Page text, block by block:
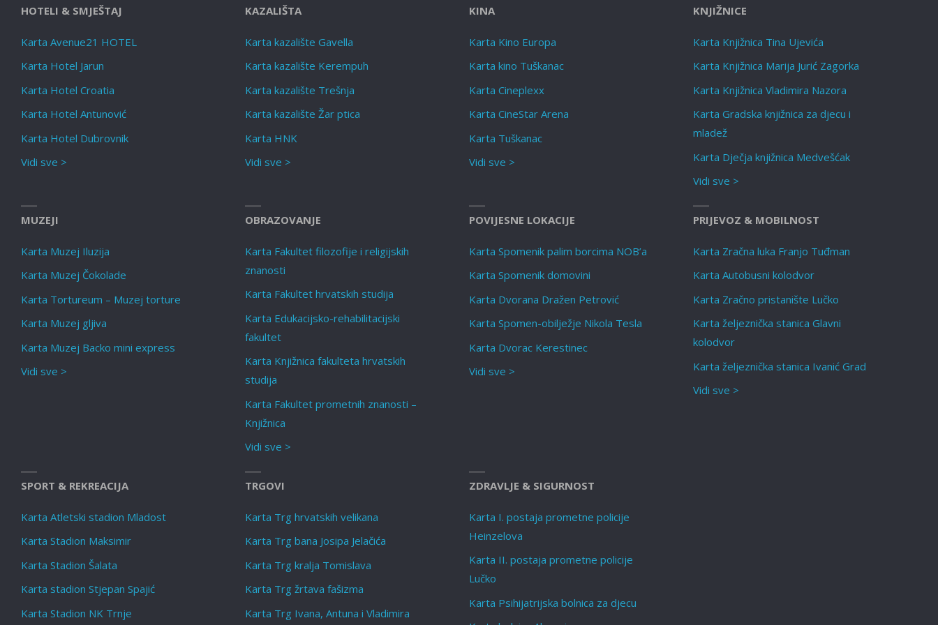
HOTELI & SMJEŠTAJ
Karta Avenue21 HOTEL
Karta Hotel Jarun
Karta Hotel Croatia
Karta Hotel Antunović
Karta Hotel Dubrovnik
Vidi sve >
KAZALIŠTA
Karta kazalište Gavella
Karta kazalište Kerempuh
Karta kazalište Trešnja
Karta kazalište Žar ptica
Karta HNK
Vidi sve >
KINA
Karta Kino Europa
Karta kino Tuškanac
Karta Cineplexx
Karta CineStar Arena
Karta Tuškanac
Vidi sve >
KNJIŽNICE
Karta Knjižnica Tina Ujevića
Karta Knjižnica Marija Jurić Zagorka
Karta Knjižnica Vladimira Nazora
Karta Gradska knjižnica za djecu i
mladež
Karta Dječja knjižnica Medvešćak
Vidi sve >
MUZEJI
Karta Muzej Iluzija
Karta Muzej Čokolade
Karta Tortureum – Muzej torture
Karta Muzej gljiva
Karta Muzej Backo mini express
Vidi sve >
OBRAZOVANJE
Karta Fakultet filozofije i religijskih
znanosti
Karta Fakultet hrvatskih studija
Karta Edukacijsko-rehabilitacijski
fakultet
Karta Knjižnica fakulteta hrvatskih
studija
Karta Fakultet prometnih znanosti –
Knjižnica
Vidi sve >
POVIJESNE LOKACIJE
Karta Spomenik palim borcima NOB’a
Karta Spomenik domovini
Karta Dvorana Dražen Petrović
Karta Spomen-obilježje Nikola Tesla
Karta Dvorac Kerestinec
Vidi sve >
PRIJEVOZ & MOBILNOST
Karta Zračna luka Franjo Tuđman
Karta Autobusni kolodvor
Karta Zračno pristanište Lučko
Karta željeznička stanica Glavni
kolodvor
Karta željeznička stanica Ivanić Grad
Vidi sve >
SPORT & REKREACIJA
Karta Atletski stadion Mladost
Karta Stadion Maksimir
Karta Stadion Šalata
Karta stadion Stjepan Spajić
Karta Stadion NK Trnje
TRGOVI
Karta Trg hrvatskih velikana
Karta Trg bana Josipa Jelačića
Karta Trg kralja Tomislava
Karta Trg žrtava fašizma
Karta Trg Ivana, Antuna i Vladimira
ZDRAVLJE & SIGURNOST
Karta I. postaja prometne policije
Heinzelova
Karta II. postaja prometne policije
Lučko
Karta Psihijatrijska bolnica za djecu